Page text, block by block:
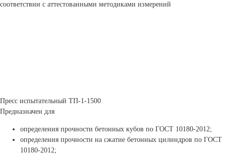
соответствии с аттестованными методиками измерений
Пресс испытательный ТП-1-1500
Предназначен для
определения прочности бетонных кубов по ГОСТ 10180-2012;
определения прочности на сжатие бетонных цилиндров по ГОСТ
10180-2012;